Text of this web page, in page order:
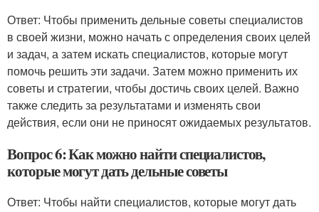
Ответ: Чтобы применить дельные советы специалистов
в своей жизни, можно начать с определения своих целей
и задач, а затем искать специалистов, которые могут
помочь решить эти задачи. Затем можно применить их
советы и стратегии, чтобы достичь своих целей. Важно
также следить за результатами и изменять свои
действия, если они не приносят ожидаемых результатов.
Вопрос 6: Как можно найти специалистов,
которые могут дать дельные советы
Ответ: Чтобы найти специалистов, которые могут дать